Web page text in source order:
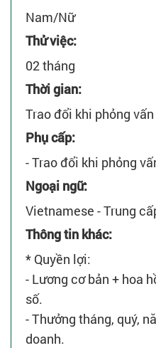
Nam/Nữ
Thử việc:
02 tháng
Thời gian:
Trao đổi khi phỏng vấn
Phụ cấp:
- Trao đổi khi phỏng
Ngoại ngữ:
Vietnamese - Trung
Thông tin khác:
* Quyền lợi:
- Lương cơ bản + hoa
số.
- Thưởng tháng, quý,
doanh.